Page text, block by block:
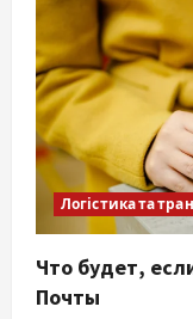
Логістика та
Что будет,
Почты